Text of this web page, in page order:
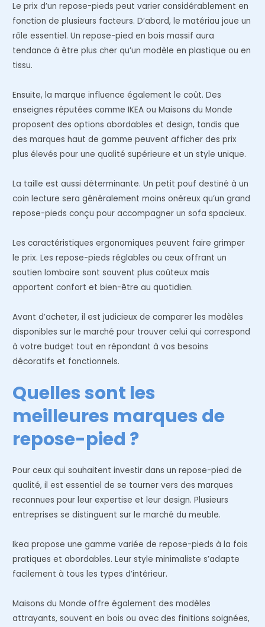
Le prix d’un repose-pieds peut varier considérablement en
fonction de plusieurs facteurs. D’abord, le matériau joue un
rôle essentiel. Un repose-pied en bois massif aura
tendance à être plus cher qu’un modèle en plastique ou en
tissu.
Ensuite, la marque influence également le coût. Des
enseignes réputées comme IKEA ou Maisons du Monde
proposent des options abordables et design, tandis que
des marques haut de gamme peuvent afficher des prix
plus élevés pour une qualité supérieure et un style unique.
La taille est aussi déterminante. Un petit pouf destiné à un
coin lecture sera généralement moins onéreux qu’un grand
repose-pieds conçu pour accompagner un sofa spacieux.
Les caractéristiques ergonomiques peuvent faire grimper
le prix. Les repose-pieds réglables ou ceux offrant un
soutien lombaire sont souvent plus coûteux mais
apportent confort et bien-être au quotidien.
Avant d’acheter, il est judicieux de comparer les modèles
disponibles sur le marché pour trouver celui qui correspond
à votre budget tout en répondant à vos besoins
décoratifs et fonctionnels.
Quelles sont les
meilleures marques de
repose-pied ?
Pour ceux qui souhaitent investir dans un repose-pied de
qualité, il est essentiel de se tourner vers des marques
reconnues pour leur expertise et leur design. Plusieurs
entreprises se distinguent sur le marché du meuble.
Ikea propose une gamme variée de repose-pieds à la fois
pratiques et abordables. Leur style minimaliste s’adapte
facilement à tous les types d’intérieur.
Maisons du Monde offre également des modèles
attrayants, souvent en bois ou avec des finitions soignées,